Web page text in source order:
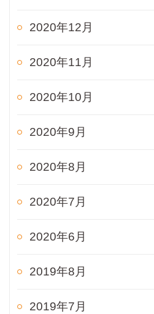
2020年12月
2020年11月
2020年10月
2020年9月
2020年8月
2020年7月
2020年6月
2019年8月
2019年7月